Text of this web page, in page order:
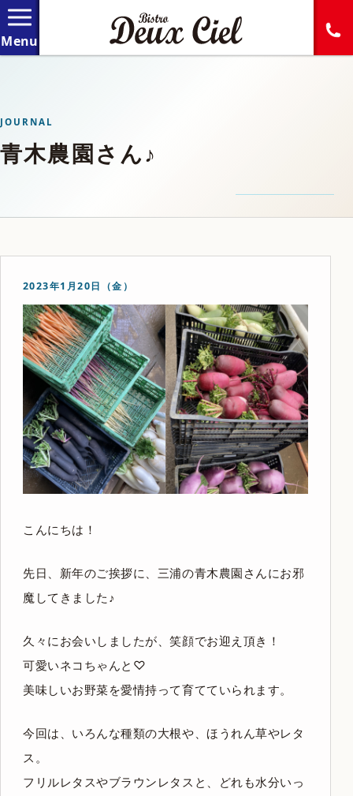
JOURNAL
青木農園さん♪
2023年1月20日（金）
こんにちは！
先日、新年のご挨拶に、三浦の青木農園さんにお邪
魔してきました♪
久々にお会いしましたが、笑顔でお迎え頂き！
可愛いネコちゃんと♡
美味しいお野菜を愛情持って育てていられます。
今回は、いろんな種類の大根や、ほうれん草やレタ
ス。
フリルレタスやブラウンレタスと、どれも水分いっ